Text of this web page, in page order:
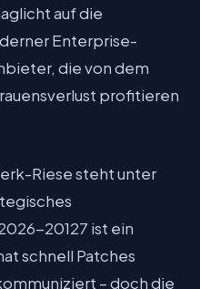
auf die
Enterprise-
die von dem
profitieren
Riese steht unter
20127 ist ein
schnell Patches
– doch die